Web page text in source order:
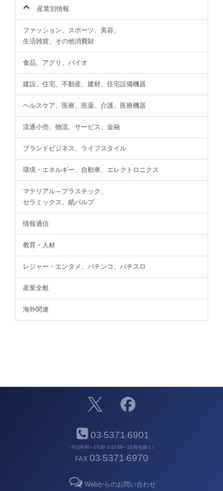
産業別情報
ファッション、スポーツ、美容、
生活雑貨、その他消費財
食品、アグリ、バイオ
建設、住宅、不動産、建材、住宅設備機器
ヘルスケア、医療、医薬、介護、医療機器
流通小売、物流、サービス、金融
ブランドビジネス、ライフスタイル
環境・エネルギー、自動車、エレクトロニクス
マテリアル～プラスチック、
セラミックス、紙パルプ
情報通信
教育・人材
レジャー・エンタメ、パチンコ、パチスロ
産業全般
海外関連
03-5371-6901
（平日9:00～17:00 ※12:00～13:00を除く）
FAX 03-5371-6970
Webからのお問い合わせ